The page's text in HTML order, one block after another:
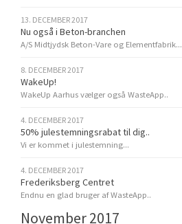
13. DECEMBER 2017
Nu også i Beton-branchen
A/S Midtjydsk Beton-Vare og Elementfabrik...
8. DECEMBER 2017
WakeUp!
WakeUp Aarhus vælger også WasteApp..
4. DECEMBER 2017
50% julestemningsrabat til dig..
Vi er kommet i julestemning...
4. DECEMBER 2017
Frederiksberg Centret
Endnu en glad bruger af WasteApp..
November 2017